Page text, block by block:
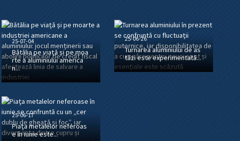
25-07-04
Bătălia pe viață și pe moa
rte a aluminiului america
n...
25-06-26
Turnarea aluminiului de as
tăzi este experimentată...
25-06-17
Piața metalelor neferoas
e în iunie este...